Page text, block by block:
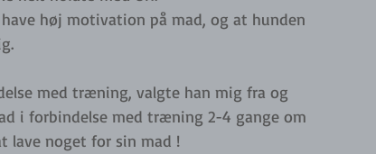
høj motivation på mad, og at hunden
med træning, valgte han mig fra og
i forbindelse med træning 2-4 gange om
lave noget for sin mad !